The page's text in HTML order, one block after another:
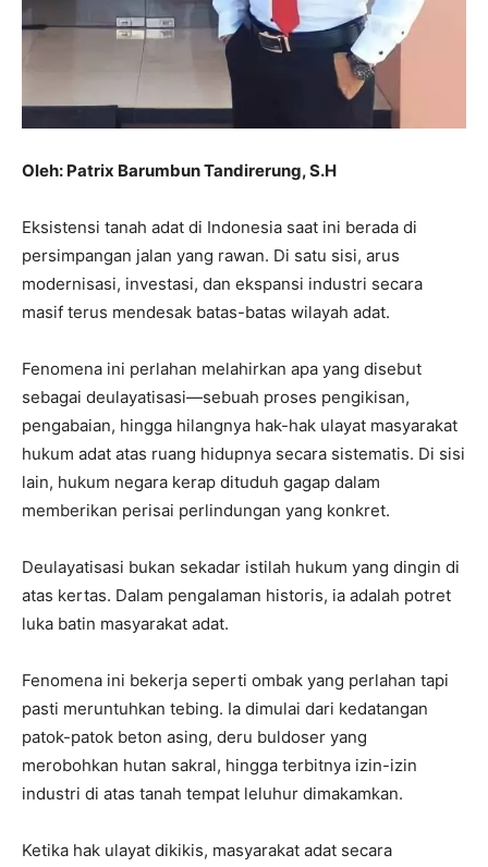
Oleh: Patrix Barumbun Tandirerung, S.H
Eksistensi tanah adat di Indonesia saat ini berada di
persimpangan jalan yang rawan. Di satu sisi, arus
modernisasi, investasi, dan ekspansi industri secara
masif terus mendesak batas-batas wilayah adat.
Fenomena ini perlahan melahirkan apa yang disebut
sebagai deulayatisasi—sebuah proses pengikisan,
pengabaian, hingga hilangnya hak-hak ulayat masyarakat
hukum adat atas ruang hidupnya secara sistematis. Di sisi
lain, hukum negara kerap dituduh gagap dalam
memberikan perisai perlindungan yang konkret.
Deulayatisasi bukan sekadar istilah hukum yang dingin di
atas kertas. Dalam pengalaman historis, ia adalah potret
luka batin masyarakat adat.
Fenomena ini bekerja seperti ombak yang perlahan tapi
pasti meruntuhkan tebing. Ia dimulai dari kedatangan
patok-patok beton asing, deru buldoser yang
merobohkan hutan sakral, hingga terbitnya izin-izin
industri di atas tanah tempat leluhur dimakamkan.
Ketika hak ulayat dikikis, masyarakat adat secara